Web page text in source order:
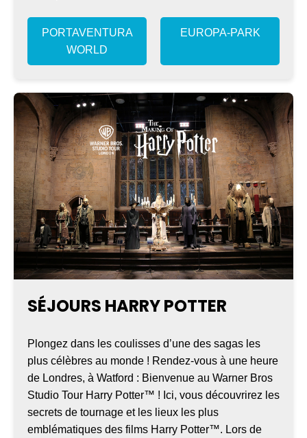
PORTAVENTURA
WORLD
EUROPA-PARK
SÉJOURS HARRY POTTER
Plongez dans les coulisses d’une des sagas les
plus célèbres au monde ! Rendez-vous à une heure
de Londres, à Watford : Bienvenue au Warner Bros
Studio Tour Harry Potter™ ! Ici, vous découvrirez les
secrets de tournage et les lieux les plus
emblématiques des films Harry Potter™. Lors de